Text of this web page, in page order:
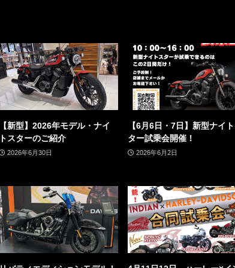
【新型】2026年モデル・ナイ
トスターのご紹介
2026年6月30日
【6月6日・7日】新型ナイ
ター試乗会開催！
2026年6月2日